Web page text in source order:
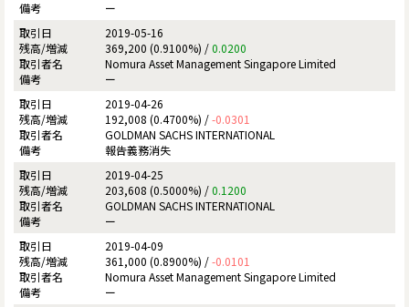
ー
2019-05-16
369,200 (0.9100%) /0.0200
Nomura Asset Management Singapore Limited
ー
2019-04-26
192,008 (0.4700%) /-0.0301
GOLDMAN SACHS INTERNATIONAL
報告義務消失
2019-04-25
203,608 (0.5000%) /0.1200
GOLDMAN SACHS INTERNATIONAL
ー
2019-04-09
361,000 (0.8900%) /-0.0101
Nomura Asset Management Singapore Limited
ー